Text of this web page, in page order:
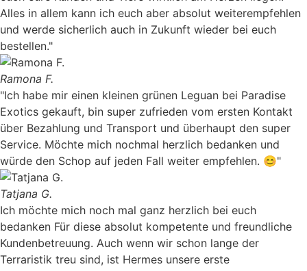
Alles in allem kann ich euch aber absolut weiterempfehlen
und werde sicherlich auch in Zukunft wieder bei euch
bestellen."
Ramona F.
"Ich habe mir einen kleinen grünen Leguan bei Paradise
Exotics gekauft, bin super zufrieden vom ersten Kontakt
über Bezahlung und Transport und überhaupt den super
Service. Möchte mich nochmal herzlich bedanken und
würde den Schop auf jeden Fall weiter empfehlen. 😊"
Tatjana G.
Ich möchte mich noch mal ganz herzlich bei euch
bedanken Für diese absolut kompetente und freundliche
Kundenbetreuung. Auch wenn wir schon lange der
Terraristik treu sind, ist Hermes unsere erste